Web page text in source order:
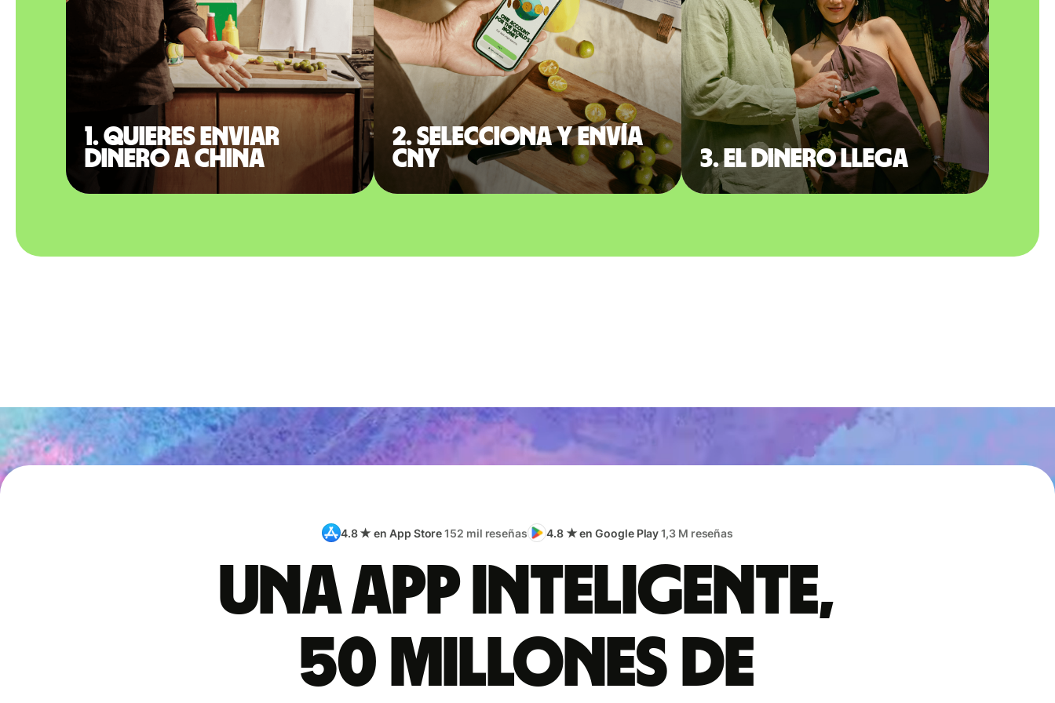
1. Quieres enviar
dinero a China
2. Selecciona y envía
CNY
3. El dinero llega
4.8 ★ en App Store152 mil reseñas 4.8 ★ en Google Play1,3 M reseñas
Una app inteligente,
50 millones de